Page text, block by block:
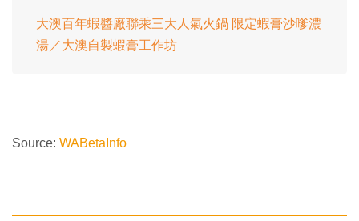
大澳百年蝦醬廠聯乘三大人氣火鍋 限定蝦膏沙嗲濃
湯／大澳自製蝦膏工作坊
Source: WABetaInfo